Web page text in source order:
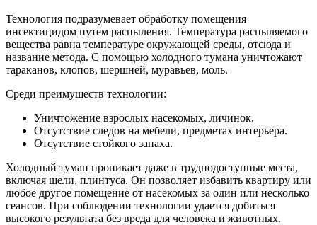
Технология подразумевает обработку помещения
инсектицидом путем распыления. Температура распыляемого
вещества равна температуре окружающей среды, отсюда и
название метода. С помощью холодного тумана уничтожают
тараканов, клопов, шершней, муравьев, моль.
Среди преимуществ технологии:
Уничтожение взрослых насекомых, личинок.
Отсутствие следов на мебели, предметах интерьера.
Отсутствие стойкого запаха.
Холодный туман проникает даже в труднодоступные места,
включая щели, плинтуса. Он позволяет избавить квартиру или
любое другое помещение от насекомых за один или несколько
сеансов. При соблюдении технологии удается добиться
высокого результата без вреда для человека и животных.